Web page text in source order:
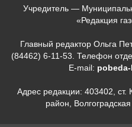
Учредитель —
«Редакция
Главный редактор Ольга
(84462) 6-11-53. Телефон
E-mail:
Адрес редакции: 403402,
район,